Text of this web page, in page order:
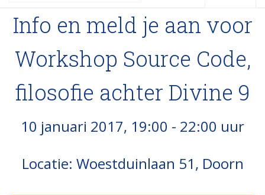
Info en meld je aan voor
Workshop Source Code,
filosofie achter Divine 9
10 januari 2017, 19:00 - 22:00 uur
Locatie: Woestduinlaan 51, Doorn